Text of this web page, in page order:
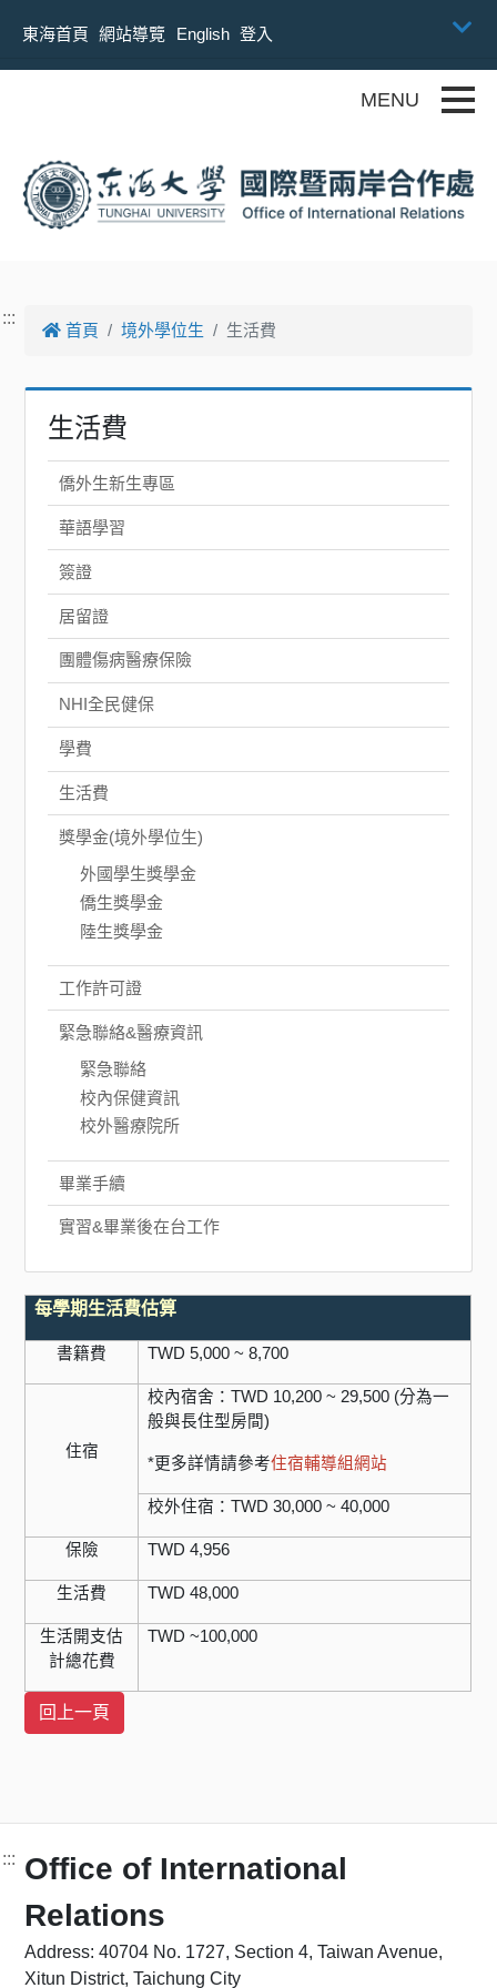
東海首頁
網站導覽 English 登入
:::
首頁 境外學位生 生活費
生活費
僑外生新生專區
華語學習
簽證
居留證
團體傷病醫療保險
NHI全民健保
學費
生活費
獎學金(境外學位生)
外國學生獎學金
僑生獎學金
陸生獎學金
工作許可證
緊急聯絡&醫療資訊
緊急聯絡
校內保健資訊
校外醫療院所
畢業手續
實習&畢業後在台工作
每學期生活費估算
書籍費 TWD 5,000~ 8,700
住宿
校內宿舍：TWD 10,200 ~ 29,500 (分為一
般與長住型房間)
*更多詳情請參考住宿輔導組網站
校外住宿：TWD 30,000 ~ 40,000
保險 TWD 4,956
生活費 TWD 48,000
生活開支估
計總花費
TWD ~100,000
::: Office of International
Relations
Address: 40704 No. 1727, Section 4, Taiwan Avenue,
Xitun District, Taichung City